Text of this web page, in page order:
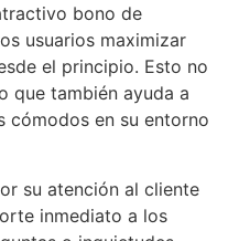
bono de
usuarios maximizar
el principio. Esto no
que también ayuda a
cómodos en su entorno
su atención al cliente
inmediato a los